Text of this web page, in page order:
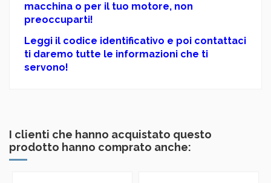
macchina o per il tuo motore, non
preoccuparti!
Leggi il codice identificativo e poi contattaci
ti daremo tutte le informazioni che ti
servono!
I clienti che hanno acquistato questo
prodotto hanno comprato anche: